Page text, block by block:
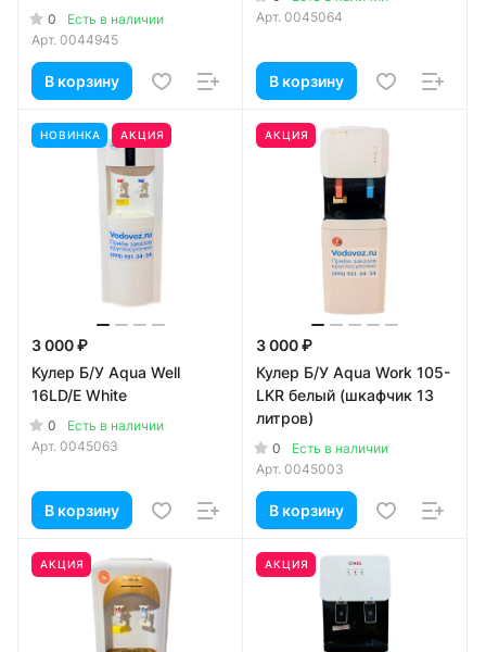
0
Есть в наличии
Арт. 0044945
В корзину
Арт. 0045064
В корзину
НОВИНКА АКЦИЯ
3 000 ₽
Кулер Б/У Aqua Well
16LD/E White
0
Есть в наличии
Арт. 0045063
В корзину
АКЦИЯ
3 000 ₽
Кулер Б/У Aqua Work 105-
LKR белый (шкафчик 13
литров)
0
Есть в наличии
Арт. 0045003
В корзину
АКЦИЯ АКЦИЯ